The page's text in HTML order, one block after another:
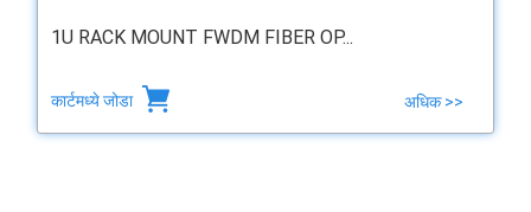
1U RACK MOUNT FWDM FIBER OP...
कार्टमध्ये जोडा अधिक >>